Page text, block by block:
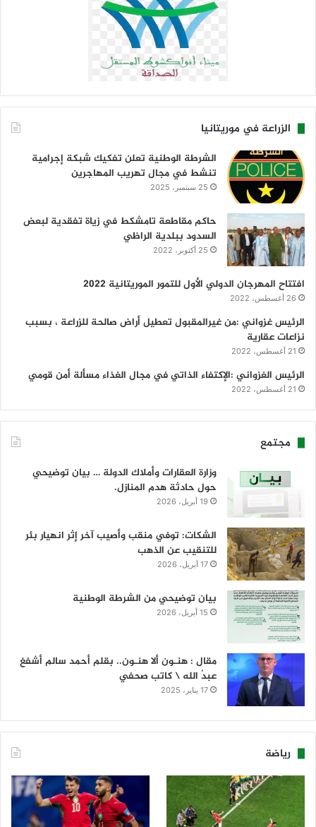
الزراعة في موريتانيا
الشرطة الوطنية تعلن تفكيك شبكة إجرامية
تنشط في مجال تهريب المهاجرين
25 سبتمبر، 2025
حاكم مقاطعة تامشكط في زياة تفقدية لبعض
السدود ببلدية الراظي
25 أكتوبر، 2022
افتتاح المهرجان الدولي الأول للتمور الموريتانية 2022
26 أغسطس، 2022
الرئيس غزواني :من غيرالمقبول تعطيل أراض صالحة للزراعة ، بسبب
نزاعات عقارية
21 أغسطس، 2022
الرئيس الغزواني :الإكتفاء الذاتي في مجال الغذاء مسألة أمن قومي
21 أغسطس، 2022
مجتمع
وزارة العقارات وأملاك الدولة … بيان توضيحي
حول حادثة هدم المنازل.
19 أبريل، 2026
الشكات: توفي منقب وأصيب آخر إثر انهيار بئر
للتنقيب عن الذهب
17 أبريل، 2026
بيان توضيحي من الشرطة الوطنية
15 أبريل، 2026
مقال : هنـون ألا هنـون.. بقلم أحمد سالم أشفغ
عبدُ الله \ كاتب صحفي
17 يناير، 2025
رياضة